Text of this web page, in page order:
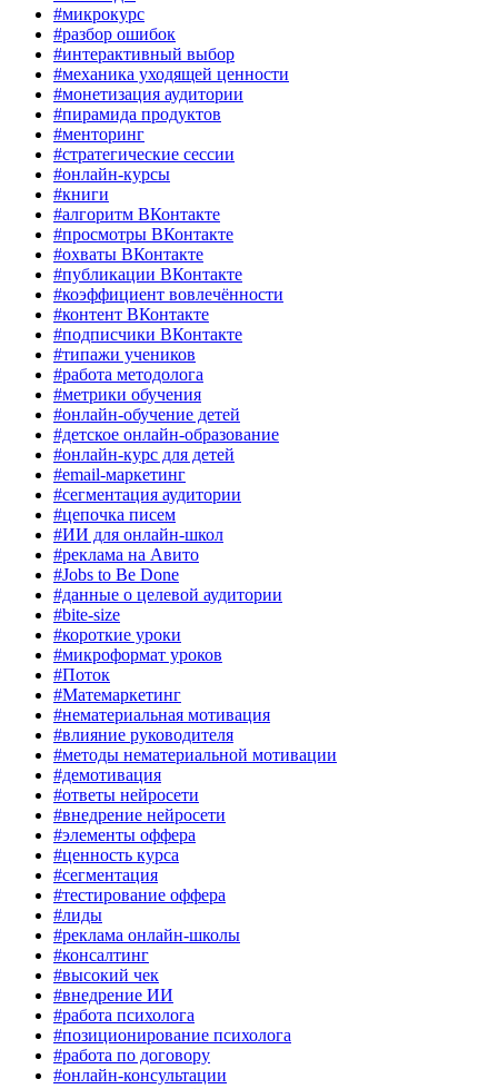
#микрокурс
#разбор ошибок
#интерактивный выбор
#механика уходящей ценности
#монетизация аудитории
#пирамида продуктов
#менторинг
#стратегические сессии
#онлайн-курсы
#книги
#алгоритм ВКонтакте
#просмотры ВКонтакте
#охваты ВКонтакте
#публикации ВКонтакте
#коэффициент вовлечённости
#контент ВКонтакте
#подписчики ВКонтакте
#типажи учеников
#работа методолога
#метрики обучения
#онлайн-обучение детей
#детское онлайн-образование
#онлайн-курс для детей
#email-маркетинг
#сегментация аудитории
#цепочка писем
#ИИ для онлайн-школ
#реклама на Авито
#Jobs to Be Done
#данные о целевой аудитории
#bite-size
#короткие уроки
#микроформат уроков
#Поток
#Матемаркетинг
#нематериальная мотивация
#влияние руководителя
#методы нематериальной мотивации
#демотивация
#ответы нейросети
#внедрение нейросети
#элементы оффера
#ценность курса
#сегментация
#тестирование оффера
#лиды
#реклама онлайн-школы
#консалтинг
#высокий чек
#внедрение ИИ
#работа психолога
#позиционирование психолога
#работа по договору
#онлайн-консультации